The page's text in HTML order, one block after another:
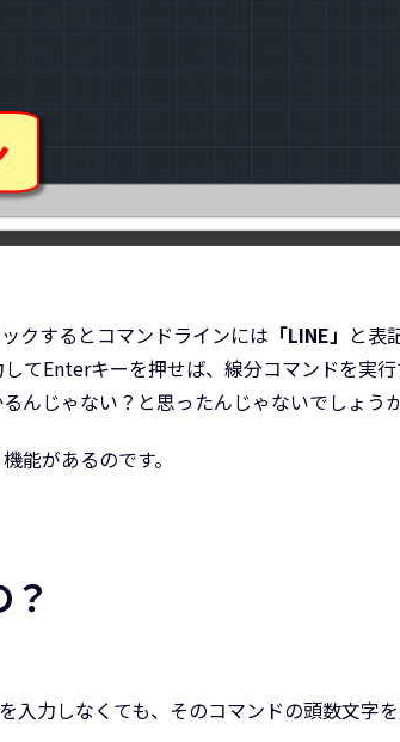
クするとコマンドラインには 「LINE」 と表
してEnterキーを押せば、線分コマンドを実行
んじゃない？と思ったんじゃないでしょうか
能があるのです。
入力しなくても、そのコマンドの頭数文字